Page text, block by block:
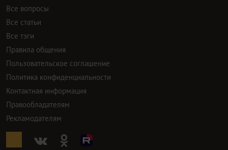
Все вопросы
Все статьи
Все тэги
Правила общения
Пользовательское соглашение
Политика конфиденциальности
Контактная информация
Правообладателям
Рекламодателям